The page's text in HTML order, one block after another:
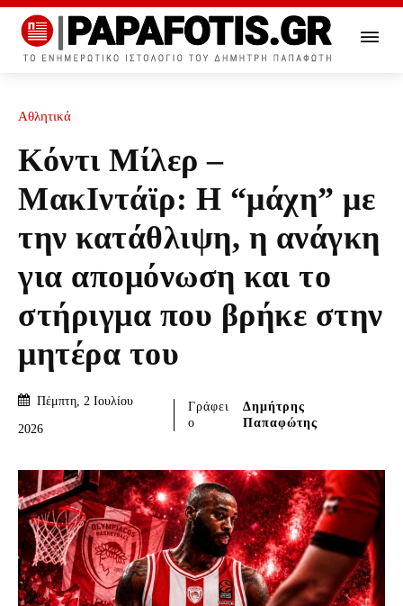
Αθλητικά
Κόντι Μίλερ –
ΜακΙντάϊρ: Η “μάχη” με
την κατάθλιψη, η ανάγκη
για απομόνωση και το
στήριγμα που βρήκε στην
μητέρα του
Πέμπτη, 2 Ιουλίου
2026
Γράφει
ο
Δημήτρης
Παπαφώτης